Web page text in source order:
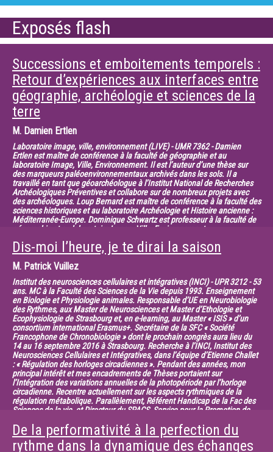
disciplines aussi variées que la physique de la matière condensée, la
chimie moléculaire, la biophysique, etc.
Nous donnerons un aperçu des ordres de grandeurs de durées des
phénomènes étudiés. Nous ferons une
ultra-brèves. Nous montrerons comment
on les utilise pour l’étude de processus se déroulant sur des temps
extrêmement brefs. Nous donnerons
plusieurs exemples de résultats obtenus dans les domaines décrits
plus haut.
Exposés flash
Successions et emboitements temporels :
Retour d’expériences aux interfaces entre
géographie, archéologie et sciences de la
terre
M. Damien Ertlen
Laboratoire image, ville, environnement (LIVE) - UMR 7362 - Damien
Ertlen est maître de conférence à la faculté de géographie et au
laboratoire Image, Ville, Environnement. Il est l’auteur d’une thèse sur
des marqueurs paléoenvironnementaux archivés dans les sols. Il a
travaillé en tant que géoarchéologue à l’Institut National de Recherches
Archéologiques Préventives et collabore sur de nombreux projets avec
des archéologues. Loup Bernard est maître de conférence à la faculté des
sciences historiques et au laboratoire Archéologie et Histoire ancienne :
Méditerranée-Europe. Dominique Schwartz est professeur à la faculté de
géographie et au laboratoire Image, Ville, Environnement.
Dans cette présentation nous proposons d’examiner deux façons de
découper le temps. La première consiste
à découper le temps en plusieurs portions successives de tailles
variées à l’image des grandes périodes historiques.
La seconde consiste à découper le temps en portions emboitées les
unes dans les autres, en faisant
varier les échelles de temps. Dans chacune des disciplines visitées et à
leurs interfaces, nous examinons
quelques exemples et nous proposons d’interroger le poids respectif
de l’héritage disciplinaire, des méthodes
et des objets d’étude dans le choix de ce découpage temporel.
Dis-moi l’heure, je te dirai la saison
M. Patrick Vuillez
Institut des neurosciences cellulaires et intégratives (INCI) - UPR 3212 - 53
ans. MC à la Faculté des Sciences de la Vie depuis 1993. Enseignement
en Biologie et Physiologie animales. Responsable d’UE en Neurobiologie
des Rythmes, aux Master de Neurosciences et Master d’Ethologie et
Ecophysiologie de Strasbourg et, en e-learning, au Master « ISIS » d’un
consortium international Erasmus+. Secrétaire de la SFC « Société
Francophone de Chronobiologie » dont le prochain congrès aura lieu du
14 au 16 septembre 2016 à Strasbourg. Recherche à l’INCI, Institut des
Neurosciences Cellulaires et Intégratives, dans l’équipe d’Etienne Challet
: « Régulation des horloges circadiennes ». Pendant des années, mon
principal intérêt et mes encadrements de Thèses portaient sur
l’Intégration des variations annuelles de la photopériode par l’horloge
circadienne. Recentre actuellement sur les aspects rythmiques de la
régulation métabolique. Parallèlement, Référent Handicap de la Fac des
Sciences de la vie, et Directeur du SPACS, Service pour la Promotion de
Le niveau de vigilance, la synthèse d’hormones, la prise alimentaire sont
quelques exemples des très nombreuses
De la performativité à la perfection du
rythme dans la dynamique des échanges